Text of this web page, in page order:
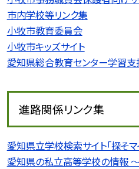
市内学校等リンク集
小牧市教育委員会
小牧市キッズサイト
愛知県総合教育センター学習支
進路関係リンク集
愛知県立学校検索サイト「探そマ
愛知県の私立高等学校の情報